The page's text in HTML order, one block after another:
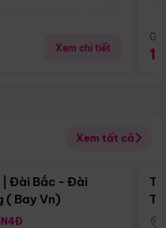
Xem chi tiết
Xem tất cả
Điểm nổi bật
| Đài Bắc - Đài
( Bay Vn)